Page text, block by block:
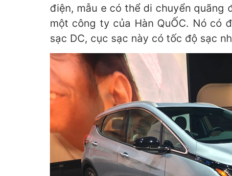
điện, mẫu e có thể di chuyển quãng
một công ty của Hàn QuỐC. Nó có
sạc DC, cục sạc này có tốc độ sạc